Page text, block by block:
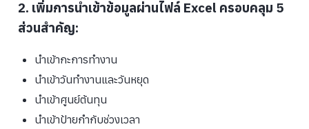
2. เพิ่มการนำเข้าข้อมูลผ่านไฟล์ Excel ครอบคลุม 5
ส่วนสำคัญ:
นำเข้ากะการทำงาน
นำเข้าวันทำงานและวันหยุด
นำเข้าศูนย์ต้นทุน
นำเข้าป้ายกำกับช่วงเวลา